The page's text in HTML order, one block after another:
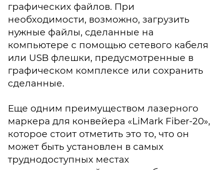
графических файлов. При
необходимости, возможно, загрузить
нужные файлы, сделанные на
компьютере с помощью сетевого кабеля
или USB флешки, предусмотренные в
графическом комплексе или сохранить
сделанные.
Еще одним преимуществом лазерного
маркера для конвейера «LiMark Fiber-20»,
которое стоит отметить это то, что он
может быть установлен в самых
труднодоступных местах